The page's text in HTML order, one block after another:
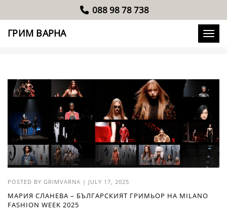
088 98 78 738
ГРИМ ВАРНА
GRIMVARNA
POSTED BY GRIMVARNA | JULY 17, 2025
МАРИЯ СЛАНЕВА – БЪЛГАРСКИЯТ ГРИМЬОР НА MILANO
FASHION WEEK 2025